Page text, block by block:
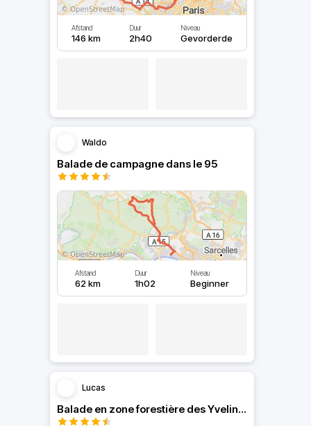
Afstand
146 km
Duur
2h40
Niveau
Gevorderde
Waldo
Balade de campagne dans le 95
Afstand
62 km
Duur
1h02
Niveau
Beginner
Lucas
Balade en zone forestière des Yvelines et de l'Essonne.